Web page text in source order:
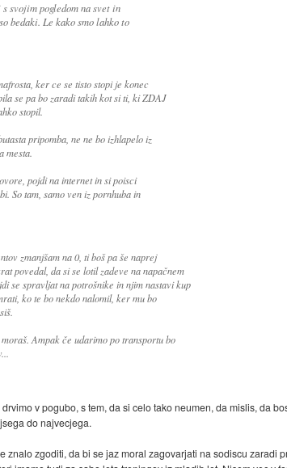
svojim pogledom na svet in
bedaki. Le kako smo lahko to
ker ce se tisto stopi je konec
se pa bo zaradi takih kot si ti, ki ZDAJ
stopil.
pripomba, ne ne bo izhlapelo iz
mesta.
pojdi na internet in si poisci
So tam, samo ven iz pornhuba in
zmanjšam na 0, ti boš pa še naprej
povedal, da si se lotil zadeve na napačnem
se spravljat na potrošnike in njim nastavi kup
ko te bo nekdo nalomil, ker mu bo
Ampak če udarimo po transportu bo
v pogubo, s tem, da si celo tako neumen, da mislis, da
do najvecjega.
znalo zgoditi, da bi se jaz moral zagovarjati na sodiscu zaradi